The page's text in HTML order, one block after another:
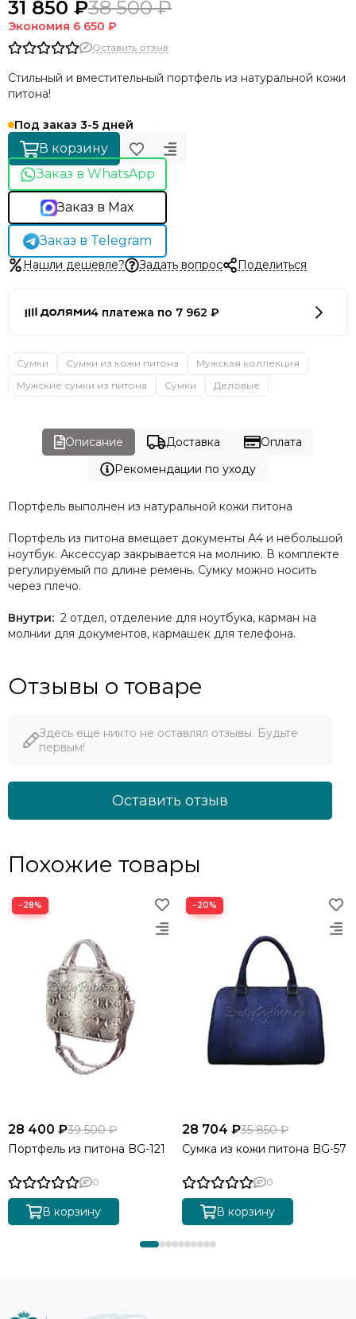
31 850 ₽38 500 ₽
Экономия 6 650 ₽
Оставить отзыв
Стильный и вместительный портфель из натуральной кожи
питона!
Под заказ 3-5 дней
В корзину
Заказ в WhatsApp
Заказ в Max
Заказ в Telegram
Нашли дешевле? Задать вопрос Поделиться
4 платежа по 7 962 ₽
Сумки Сумки из кожи питона
Мужская коллекция
Мужские сумки из питона
Сумки Деловые
Описание Доставка
Оплата
Рекомендации по уходу
Портфель выполнен из натуральной кожи питона
Портфель из питона вмещает документы А4 и небольшой
ноутбук. Аксессуар закрывается на молнию. В комплекте
регулируемый по длине ремень. Сумку можно носить
через плечо.
Внутри: 2 отдел, отделение для ноутбука, карман на
молнии для документов, кармашек для телефона.
Отзывы о товаре
Здесь еще никто не оставлял отзывы. Будьте
первым!
Оставить отзыв
Похожие товары
−28%
28 400 ₽39 500 ₽
Портфель из питона BG-121
0
В корзину
−20%
28 704 ₽35 850 ₽
Сумка из кожи питона BG-57
0
В корзину